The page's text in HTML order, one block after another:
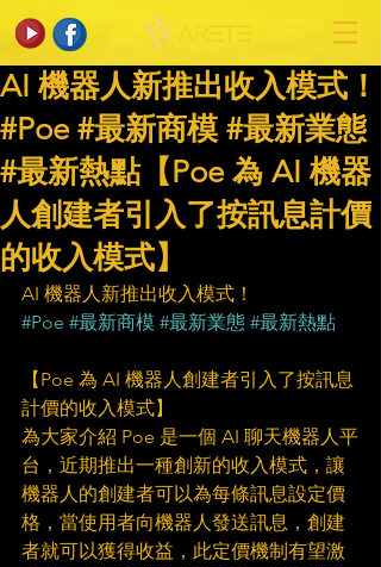
AI 機器人新推出收入模式！
#Poe #最新商模 #最新業態
#最新熱點【Poe 為 AI 機器
人創建者引入了按訊息計價
的收入模式】
AI 機器人新推出收入模式！
#Poe #最新商模 #最新業態 #最新熱點
【Poe 為 AI 機器人創建者引入了按訊息
計價的收入模式】
為大家介紹 Poe 是一個 AI 聊天機器人平
台，近期推出一種創新的收入模式，讓
機器人的創建者可以為每條訊息設定價
格，當使用者向機器人發送訊息，創建
者就可以獲得收益，此定價機制有望激